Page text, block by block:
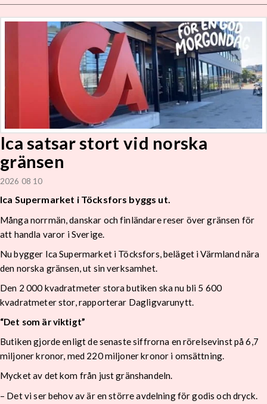
Ica satsar stort vid norska
gränsen
2026 08 10
Ica Supermarket i Töcksfors byggs ut.
Många norrmän, danskar och finländare reser över gränsen för
att handla varor i Sverige.
Nu bygger Ica Supermarket i Töcksfors, beläget i Värmland nära
den norska gränsen, ut sin verksamhet.
Den 2 000 kvadratmeter stora butiken ska nu bli 5 600
kvadratmeter stor, rapporterar Dagligvarunytt.
“Det som är viktigt”
Butiken gjorde enligt de senaste siffrorna en rörelsevinst på 6,7
miljoner kronor, med 220 miljoner kronor i omsättning.
Mycket av det kom från just gränshandeln.
– Det vi ser behov av är en större avdelning för godis och dryck.